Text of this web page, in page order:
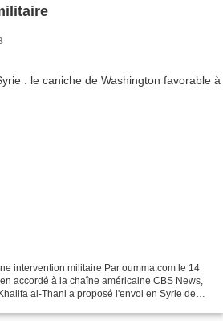
intervention militaire Par oumma.com le 14
accordé à la chaîne américaine CBS News,
al-Thani a proposé l'envoi en Syrie de